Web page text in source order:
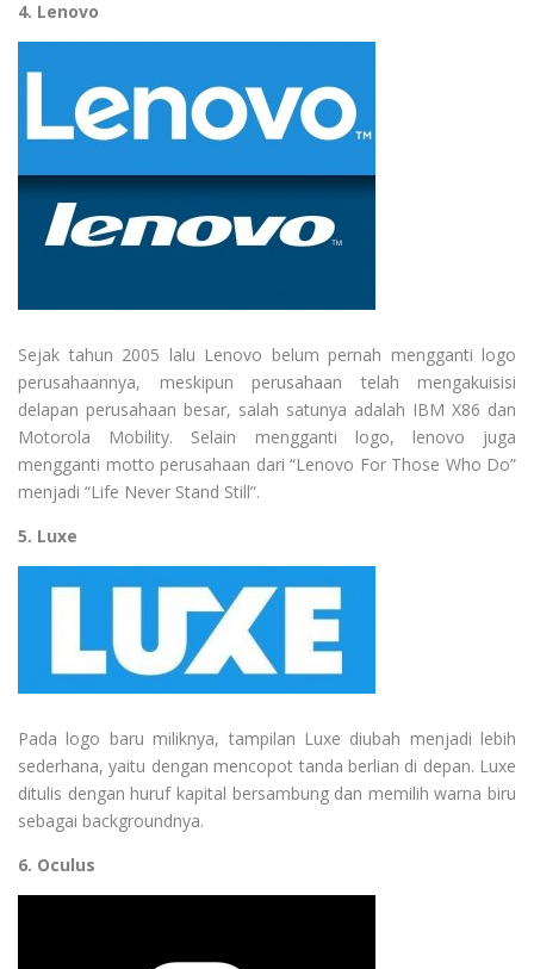
4. Lenovo
Sejak tahun 2005 lalu Lenovo belum pernah mengganti logo
perusahaannya, meskipun perusahaan telah mengakuisisi
delapan perusahaan besar, salah satunya adalah IBM X86 dan
Motorola Mobility. Selain mengganti logo, lenovo juga
mengganti motto perusahaan dari “Lenovo For Those Who Do”
menjadi “Life Never Stand Still”.
5. Luxe
Pada logo baru miliknya, tampilan Luxe diubah menjadi lebih
sederhana, yaitu dengan mencopot tanda berlian di depan. Luxe
ditulis dengan huruf kapital bersambung dan memilih warna biru
sebagai backgroundnya.
6. Oculus